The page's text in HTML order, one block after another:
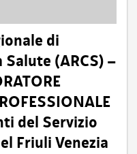
di
(ARCS) –
del Servizio
Friuli Venezia